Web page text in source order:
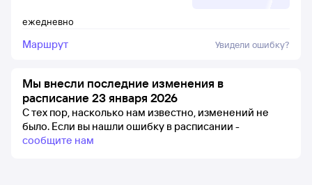
ежедневно
Маршрут Увидели ошибку?
Мы внесли последние изменения в
расписание 23 января 2026
С тех пор, насколько нам известно, изменений не
было. Если вы нашли ошибку в расписании -
сообщите нам